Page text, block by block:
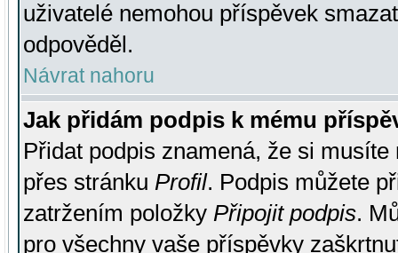
uživatelé nemohou příspěvek
odpověděl.
Návrat nahoru
Jak přidám podpis k mému
Přidat podpis znamená, že si
přes stránku Profil. Podpis můžete
zatržením položky Připojit podpis.
pro všechny vaše příspěvky